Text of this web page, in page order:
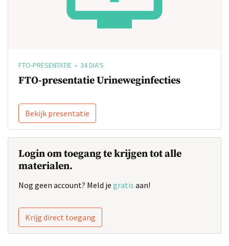
FTO-PRESENTATIE • 34 DIA'S
FTO-presentatie Urineweginfecties
Bekijk presentatie
Login om toegang te krijgen tot alle
materialen.
Nog geen account? Meld je gratis aan!
Krijg direct toegang